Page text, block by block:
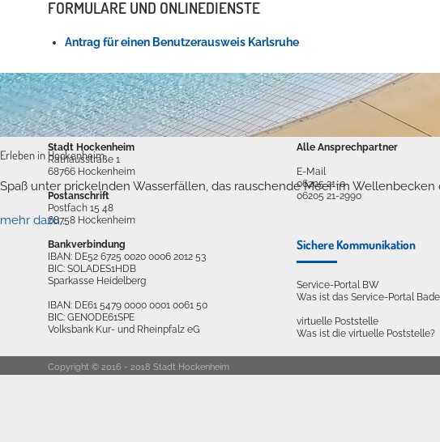
Erleben in Hockenheim
Spaß unter prickelnden Wasserfällen, das rauschende Meer im
mehr dazu...
FORMULARE UND ONLINEDIENSTE
Antrag für einen Benutzerausweis Karlsruhe
Anschrift und Bankverbindung
Stadt Hockenheim
Rathausstraße 1
68766 Hockenheim
Postanschrift
Postfach 15 48
68758 Hockenheim
Bankverbindung
IBAN: DE52 6725 0020 0006 2012 53
BIC: SOLADES1HDB
Sparkasse Heidelberg
IBAN: DE61 5479 0000 0001 0061 50
BIC: GENODE61SPE
Volksbank Kur- und Rheinpfalz eG
Kontakt
Alle Ansprechpartner
E-Mail
06205 21-0
06205 21-2990
Sichere Kommunikation
Service-Portal BW
Was ist das Service-Portal
virtuelle Poststelle
Was ist die virtuelle Poststelle?
Copyright © 2016 - 2018 Stadt Hockenheim